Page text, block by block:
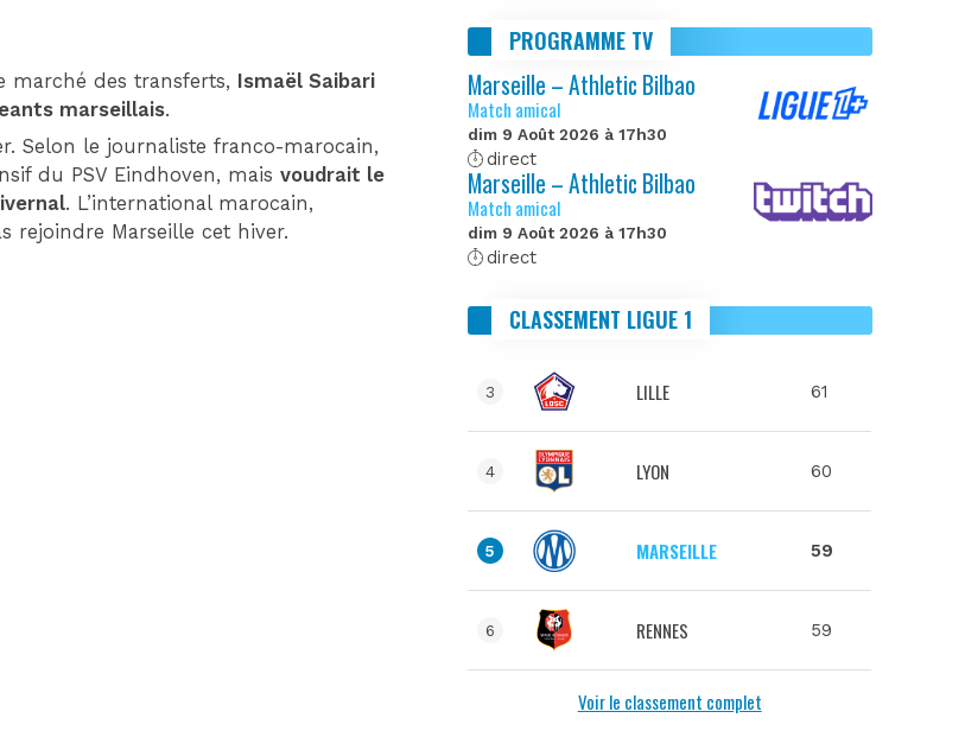
marché des transferts, Ismaël Saibari
marseillais.
Selon le journaliste franco-marocain,
du PSV Eindhoven, maisvoudrait le
. L’international marocain,
rejoindre Marseille cet hiver.
PROGRAMME TV
Marseille – Athletic Bilbao
Match amical
dim 9 Août 2026 à 17h30
direct
Marseille – Athletic Bilbao
Match amical
dim 9 Août 2026 à 17h30
direct
CLASSEMENT LIGUE 1
3 LILLE 61
4 LYON 60
5 MARSEILLE 59
6 RENNES 59
Voir le classement complet